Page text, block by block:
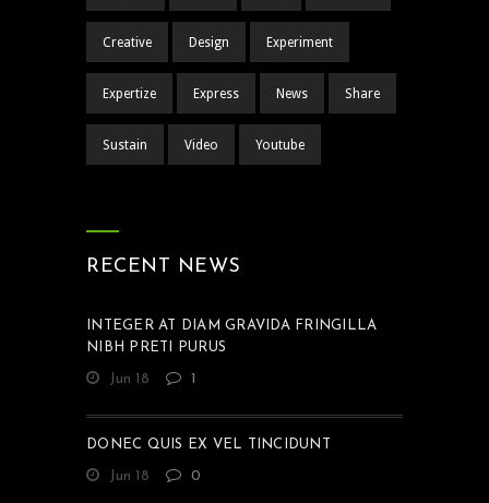
Creative Design Experiment
Expertize Express News Share
Sustain Video Youtube
RECENT NEWS
INTEGER AT DIAM GRAVIDA FRINGILLA
NIBH PRETI PURUS
Jun 18 1
DONEC QUIS EX VEL TINCIDUNT
Jun 18 0